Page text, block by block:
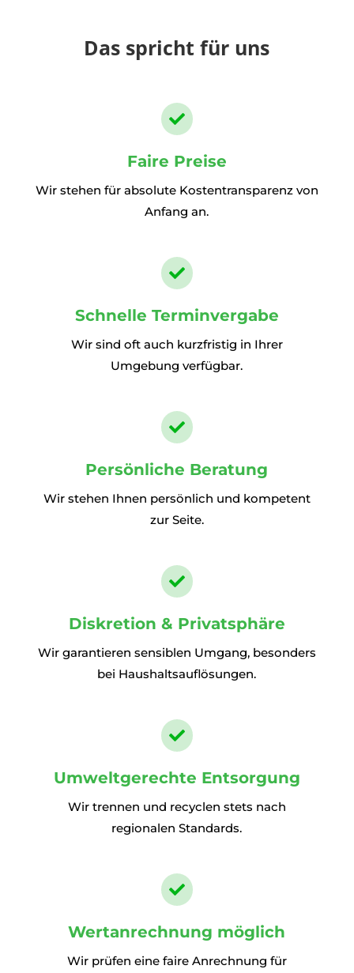
Das spricht für uns

Faire Preise
Wir stehen für absolute Kostentransparenz von
Anfang an.

Schnelle Terminvergabe
Wir sind oft auch kurzfristig in Ihrer
Umgebung verfügbar.

Persönliche Beratung
Wir stehen Ihnen persönlich und kompetent
zur Seite.

Diskretion & Privatsphäre
Wir garantieren sensiblen Umgang, besonders
bei Haushaltsauflösungen.

Umweltgerechte Entsorgung
Wir trennen und recyclen stets nach
regionalen Standards.

Wertanrechnung möglich
Wir prüfen eine faire Anrechnung für